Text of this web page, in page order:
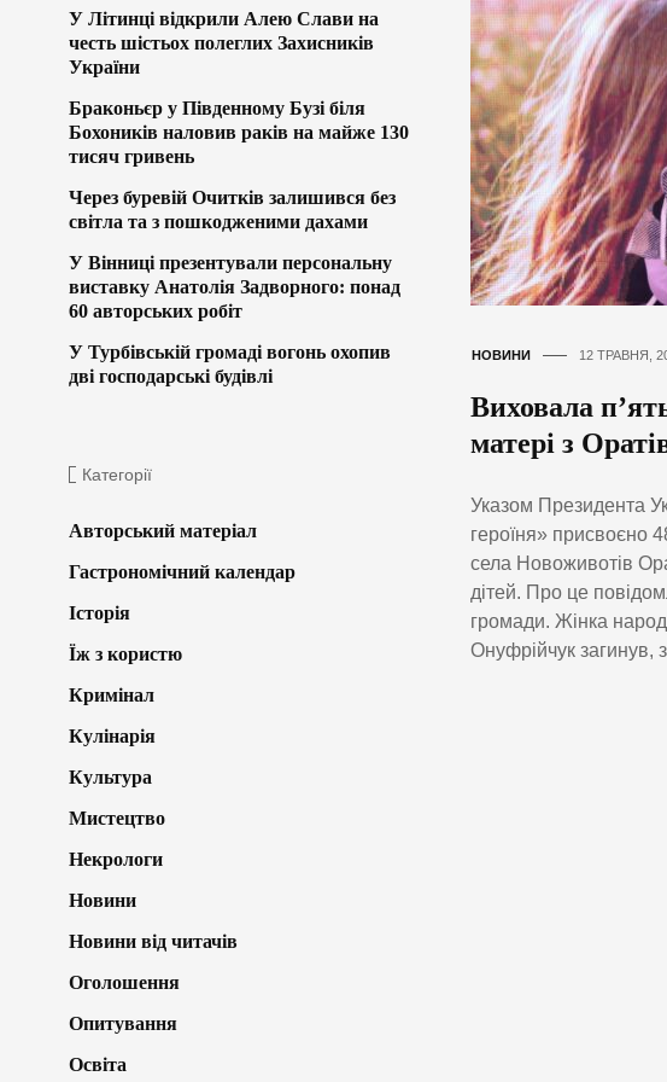
НОВИНИ 12 ТРАВНЯ,
Виховала
матері з
Указом Президента
героїня» присвоєно
села Новоживотів
дітей. Про це
громади. Жінка
Онуфрійчук загинув,
У Літинці відкрили Алею Слави на
честь шістьох полеглих Захисників
України
Браконьєр у Південному Бузі біля
Бохоників наловив раків на майже 130
тисяч гривень
Через буревій Очитків залишився без
світла та з пошкодженими дахами
У Вінниці презентували персональну
виставку Анатолія Задворного: понад
60 авторських робіт
У Турбівській громаді вогонь охопив
дві господарські будівлі
Категорії
Авторський матеріал
Гастрономічний календар
Історія
Їж з користю
Кримінал
Кулінарія
Культура
Мистецтво
Некрологи
Новини
Новини від читачів
Оголошення
Опитування
Освіта